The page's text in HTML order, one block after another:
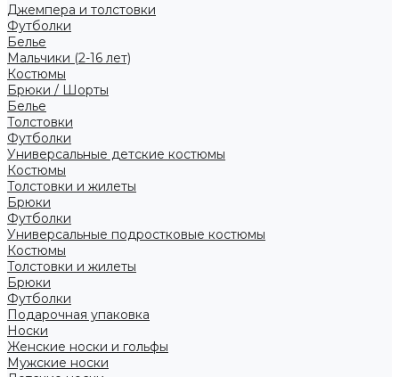
Джемпера и толстовки
Футболки
Белье
Мальчики (2-16 лет)
Костюмы
Брюки / Шорты
Белье
Толстовки
Футболки
Универсальные детские костюмы
Костюмы
Толстовки и жилеты
Брюки
Футболки
Универсальные подростковые костюмы
Костюмы
Толстовки и жилеты
Брюки
Футболки
Подарочная упаковка
Носки
Женские носки и гольфы
Мужские носки